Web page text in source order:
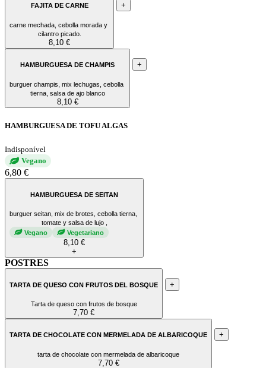
FAJITA DE CARNE
carne mechada, cebolla morada y
cilantro picado.
8,10 €
+
HAMBURGUESA DE CHAMPIS
burguer champis, mix lechugas, cebolla
tierna, salsa de ajo blanco
8,10 €
+
HAMBURGUESA DE TOFU ALGAS
Indisponível
Vegano
6,80 €
HAMBURGUESA DE SEITAN
burguer seitan, mix de brotes, cebolla tierna,
tomate y salsa de lujo ,
Vegano
Vegetariano
8,10 €
+
POSTRES
TARTA DE QUESO CON FRUTOS DEL BOSQUE
Tarta de queso con frutos de bosque
7,70 €
+
TARTA DE CHOCOLATE CON MERMELADA DE ALBARICOQUE
tarta de chocolate con mermelada de albaricoque
7,70 €
+